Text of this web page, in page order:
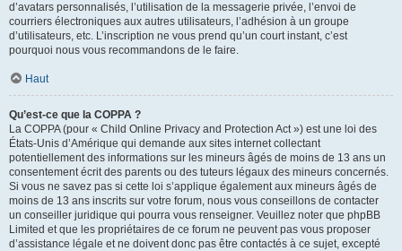
d’avatars personnalisés, l’utilisation de la messagerie privée, l’envoi de
courriers électroniques aux autres utilisateurs, l’adhésion à un groupe
d’utilisateurs, etc. L’inscription ne vous prend qu’un court instant, c’est
pourquoi nous vous recommandons de le faire.
Haut
Qu’est-ce que la COPPA ?
La COPPA (pour « Child Online Privacy and Protection Act ») est une loi des
États-Unis d’Amérique qui demande aux sites internet collectant
potentiellement des informations sur les mineurs âgés de moins de 13 ans un
consentement écrit des parents ou des tuteurs légaux des mineurs concernés.
Si vous ne savez pas si cette loi s’applique également aux mineurs âgés de
moins de 13 ans inscrits sur votre forum, nous vous conseillons de contacter
un conseiller juridique qui pourra vous renseigner. Veuillez noter que phpBB
Limited et que les propriétaires de ce forum ne peuvent pas vous proposer
d’assistance légale et ne doivent donc pas être contactés à ce sujet, excepté